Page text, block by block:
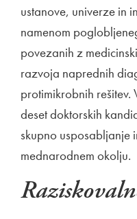
ustanove, univerze in
namenom
povezanih z
razvoja naprednih
protimikrobnih
deset doktorskih
skupno usposabljanje
mednarodnem okolju.